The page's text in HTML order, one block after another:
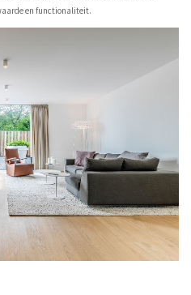
en functionaliteit.